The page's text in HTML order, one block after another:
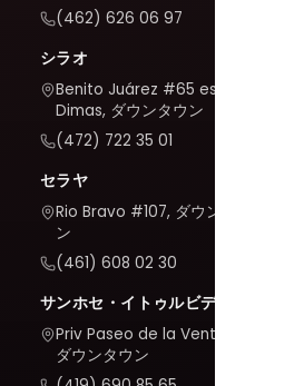
(462) 626 06 97
シラオ
Benito Juárez #65 esq. San
Dimas, ダウンタウン
(472) 722 35 01
セラヤ
Rio Bravo #107, ダウンタウ
ン
(461) 608 02 30
サンホセ・イトゥルビデ
Priv Paseo de la Venta #7,
ダウンタウン